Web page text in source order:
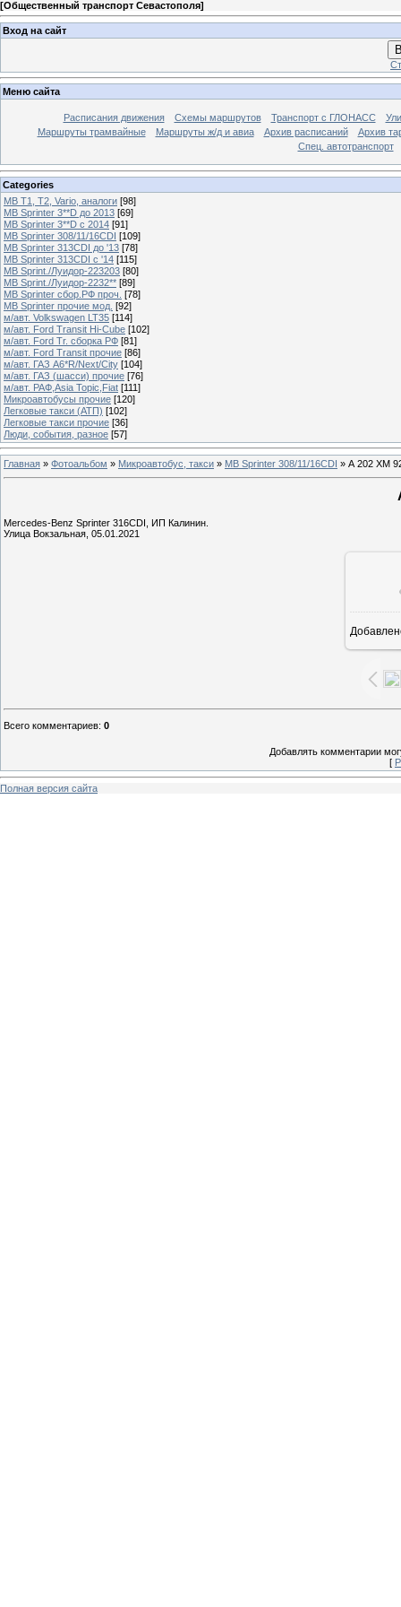
[Общественный транспорт Севастополя]
Вход на сайт
Меню сайта
Расписания движения Схемы маршрутов Транспорт с ГЛОНАСС
Маршруты трамвайные
Маршруты ж/д и авиа Архив расписаний
Архив
Спец. автотранспорт
Categories
MB T1, T2, Vario, аналоги [98]
MB Sprinter 3**D до 2013 [69]
MB Sprinter 3**D с 2014 [91]
MB Sprinter 308/11/16CDI [109]
MB Sprinter 313CDI до '13 [78]
MB Sprinter 313CDI с '14 [115]
MB Sprint./Луидор-223203 [80]
MB Sprint./Луидор-2232** [89]
MB Sprinter сбор.РФ проч. [78]
MB Sprinter прочие мод. [92]
м/авт. Volkswagen LT35 [114]
м/авт. Ford Transit Hi-Cube [102]
м/авт. Ford Tr. сборка РФ [81]
м/авт. Ford Transit прочие [86]
м/авт. ГАЗ A6*R/Next/City [104]
м/авт. ГАЗ (шасси) прочие [76]
м/авт. РАФ,Asia Topic,Fiat [111]
Микроавтобусы прочие [120]
Легковые такси (АТП) [102]
Легковые такси прочие [36]
Люди, события, разное [57]
Главная » Фотоальбом » Микроавтобус, такси » MB Sprinter 308/11/16CDI » А 202 ХМ
Mercedes-Benz Sprinter 316CDI, ИП Калинин.
Улица Вокзальная, 05.01.2021
Всего комментариев: 0
Добавлять комментарии
[
Полная версия сайта